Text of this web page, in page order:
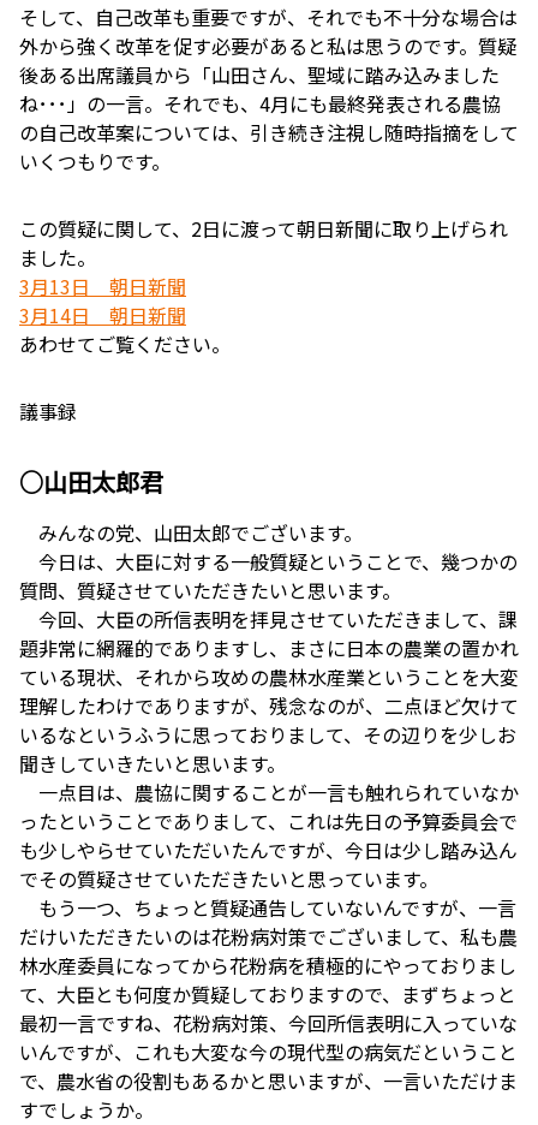
そして、自己改革も重要ですが、それでも不十分な場合は
外から強く改革を促す必要があると私は思うのです。質疑
後ある出席議員から「山田さん、聖域に踏み込みました
ね･･･」の一言。それでも、4月にも最終発表される農協
の自己改革案については、引き続き注視し随時指摘をして
いくつもりです。
この質疑に関して、2日に渡って朝日新聞に取り上げられ
ました。
3月13日 朝日新聞
3月14日 朝日新聞
あわせてご覧ください。
議事録
○山田太郎君
みんなの党、山田太郎でございます。
今日は、大臣に対する一般質疑ということで、幾つかの
質問、質疑させていただきたいと思います。
今回、大臣の所信表明を拝見させていただきまして、課
題非常に網羅的でありますし、まさに日本の農業の置かれ
ている現状、それから攻めの農林水産業ということを大変
理解したわけでありますが、残念なのが、二点ほど欠けて
いるなというふうに思っておりまして、その辺りを少しお
聞きしていきたいと思います。
一点目は、農協に関することが一言も触れられていなか
ったということでありまして、これは先日の予算委員会で
も少しやらせていただいたんですが、今日は少し踏み込ん
でその質疑させていただきたいと思っています。
もう一つ、ちょっと質疑通告していないんですが、一言
だけいただきたいのは花粉病対策でございまして、私も農
林水産委員になってから花粉病を積極的にやっておりまし
て、大臣とも何度か質疑しておりますので、まずちょっと
最初一言ですね、花粉病対策、今回所信表明に入っていな
いんですが、これも大変な今の現代型の病気だということ
で、農水省の役割もあるかと思いますが、一言いただけま
すでしょうか。